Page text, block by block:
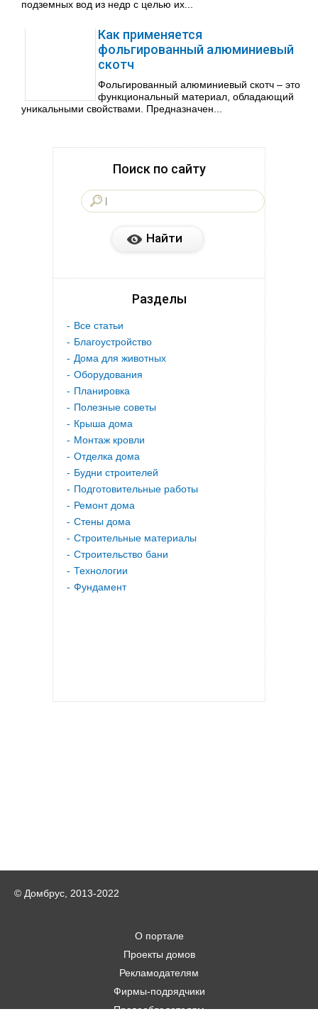
подземных вод из недр с целью их...
Как применяется
фольгированный алюминиевый
скотч
Фольгированный алюминиевый скотч – это
функциональный материал, обладающий
уникальными свойствами. Предназначен...
Поиск по сайту
Разделы
Все статьи
Благоустройство
Дома для животных
Оборудования
Планировка
Полезные советы
Крыша дома
Монтаж кровли
Отделка дома
Будни строителей
Подготовительные работы
Ремонт дома
Стены дома
Строительные материалы
Строительство бани
Технологии
Фундамент
© Домбрус, 2013-2022
О портале
Проекты домов
Рекламодателям
Фирмы-подрядчики
Правообладателям